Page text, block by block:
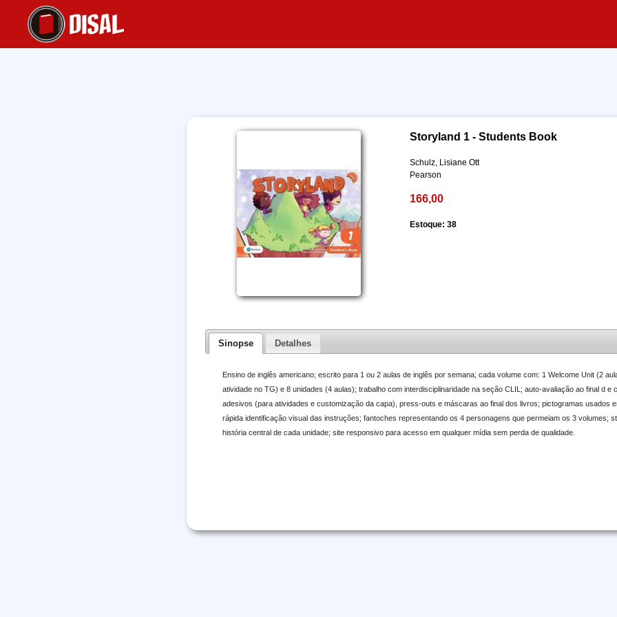
Storyland 1 - Students Book
Schulz, Lisiane Ott
Pearson
166,00
Estoque: 38
Sinopse Detalhes
Ensino de inglês americano; escrito para 1 ou 2 aulas de inglês por semana; cada volume com: 1 Welcome Unit (2
atividade no TG) e 8 unidades (4 aulas); trabalho com interdisciplinaridade na seção CLIL; auto-avaliação ao final d e
adesivos (para atividades e customização da capa), press-outs e máscaras ao final dos livros; pictogramas usados
rápida identificação visual das instruções; fantoches representando os 4 personagens que permeiam os 3 volumes;
história central de cada unidade; site responsivo para acesso em qualquer mídia sem perda de qualidade.